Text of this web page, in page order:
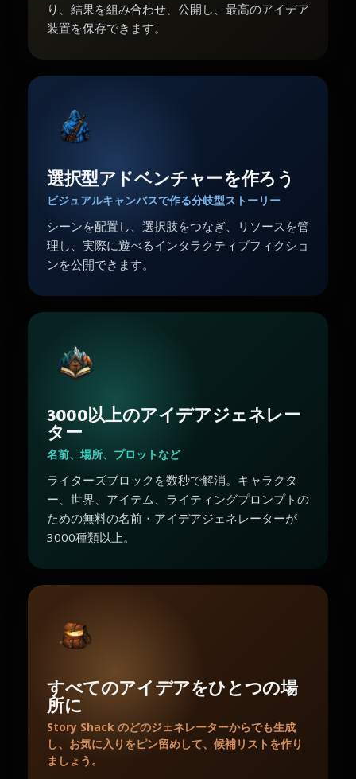
り、結果を組み合わせ、公開し、最高のアイデア
装置を保存できます。
選択型アドベンチャーを作ろう
ビジュアルキャンバスで作る分岐型ストーリー
シーンを配置し、選択肢をつなぎ、リソースを管
理し、実際に遊べるインタラクティブフィクショ
ンを公開できます。
3000以上のアイデアジェネレー
ター
名前、場所、プロットなど
ライターズブロックを数秒で解消。キャラクタ
ー、世界、アイテム、ライティングプロンプトの
ための無料の名前・アイデアジェネレーターが
3000種類以上。
すべてのアイデアをひとつの場
所に
Story Shack のどのジェネレーターからでも生成
し、お気に入りをピン留めして、候補リストを作り
ましょう。